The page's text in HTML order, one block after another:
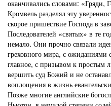
оканчивались словами: «Гряди,
Кромвель разделял эту
скорое пришествие Господа в
Последователей «святых» в те
немало. Они прочно связали
греховного мира, с ожиданиями
главное, с призывом к простым
вершить суд Божий и не
воплощения в жизнь
Позже многие английские